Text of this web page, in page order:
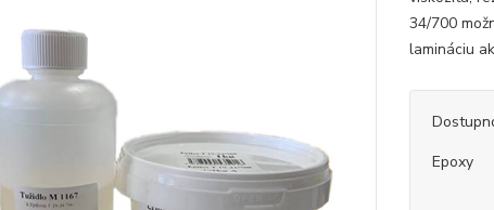
34/700
lamináciu
Epoxy